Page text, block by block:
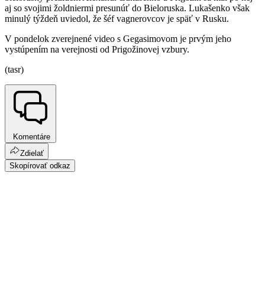
aj so svojimi žoldniermi presunúť do Bieloruska. Lukašenko však
minulý týždeň uviedol, že šéf vagnerovcov je späť v Rusku.
V pondelok zverejnené video s Gegasimovom je prvým jeho
vystúpením na verejnosti od Prigožinovej vzbury.
(tasr)
Komentáre
Zdielať
Skopírovať odkaz